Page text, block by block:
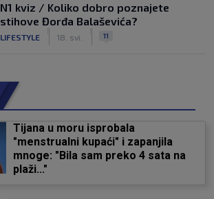
N1 kviz / Koliko dobro poznajete
stihove Đorđa Balaševića?
LIFESTYLE 18. svi. 11
Tijana u moru isprobala
"menstrualni kupaći" i zapanjila
mnoge: "Bila sam preko 4 sata na
plaži..."